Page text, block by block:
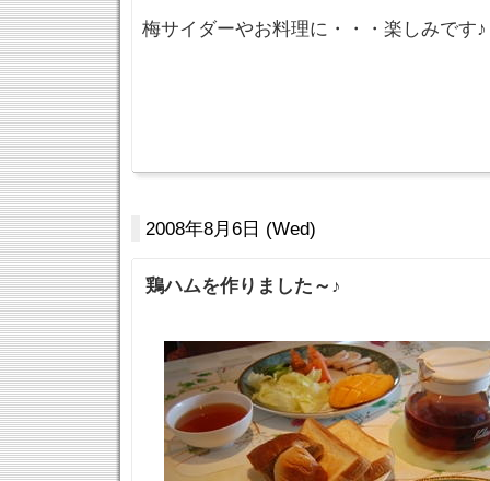
梅サイダーやお料理に・・・楽しみです♪
2008年8月6日 (Wed)
鶏ハムを作りました～♪